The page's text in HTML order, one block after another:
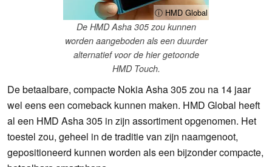
ⓘ HMD Global
De HMD Asha 305 zou kunnen
worden aangeboden als een duurder
alternatief voor de hier getoonde
HMD Touch.
De betaalbare, compacte Nokia Asha 305 zou na 14 jaar
wel eens een comeback kunnen maken. HMD Global heeft
al een HMD Asha 305 in zijn assortiment opgenomen. Het
toestel zou, geheel in de traditie van zijn naamgenoot,
gepositioneerd kunnen worden als een bijzonder compacte,